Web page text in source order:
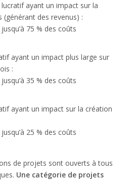
ayant un impact sur la
(générant des revenus) :
75 % des coûts
ayant un impact plus large sur
:
35 % des coûts
ayant un impact sur la création
25 % des coûts
de projets sont ouverts à tous
Une catégorie de projets